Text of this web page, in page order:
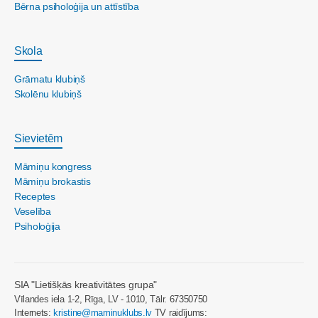
Bērna psiholoģija un attīstība
Skola
Grāmatu klubiņš
Skolēnu klubiņš
Sievietēm
Māmiņu kongress
Māmiņu brokastis
Receptes
Veselība
Psiholoģija
SIA "Lietišķās kreativitātes grupa"
Vīlandes iela 1-2, Rīga, LV - 1010, Tālr. 67350750
Internets: kristine@maminuklubs.lv TV raidījums: